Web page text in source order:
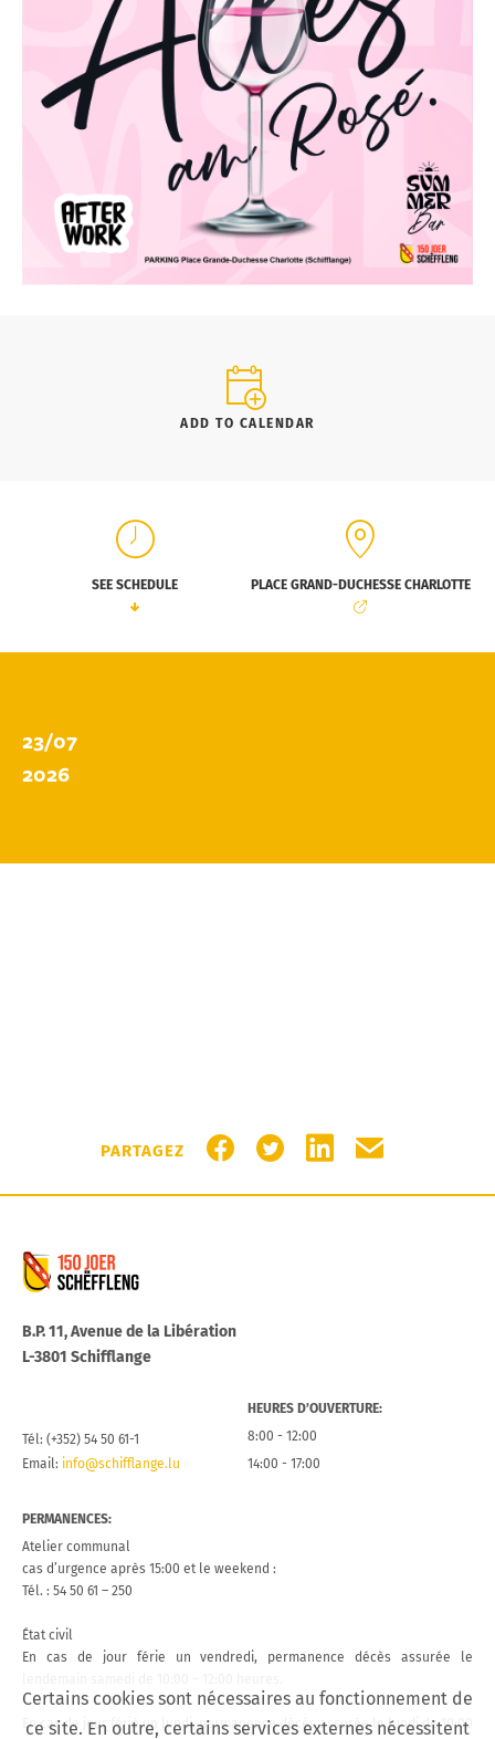
ADD TO CALENDAR
SEE SCHEDULE PLACE GRAND-DUCHESSE CHARLOTTE
23/07
2026
PARTAGEZ
PARTAGER SUR FACEBOOK
PARTAGER SUR TWITTER
PARTAGER SUR
PARTAGER
B.P. 11, Avenue de la Libération
L-3801 Schifflange
Tél: (+352) 54 50 61-1
Email: info@schifflange.lu
HEURES D’OUVERTURE:
8:00 - 12:00
14:00 - 17:00
PERMANENCES:
Atelier communal
cas d’urgence après 15:00 et le weekend :
Tél. : 54 50 61 – 250
État civil
En cas de jour férie un vendredi, permanence décès assurée le
En cas de jour férié un lundi, permanence décès assurée le lundi de 10:00
Certains cookies sont nécessaires au fonctionnement de
ce site. En outre, certains services externes nécessitent